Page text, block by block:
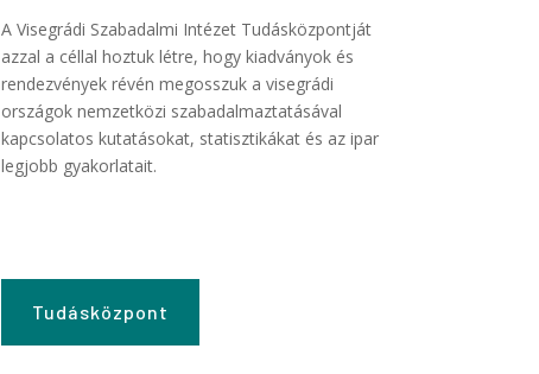
A Visegrádi Szabadalmi Intézet Tudásközpontját
azzal a céllal hoztuk létre, hogy kiadványok és
rendezvények révén megosszuk a visegrádi
országok nemzetközi szabadalmaztatásával
kapcsolatos kutatásokat, statisztikákat és az ipar
legjobb gyakorlatait.
Tudásközpont